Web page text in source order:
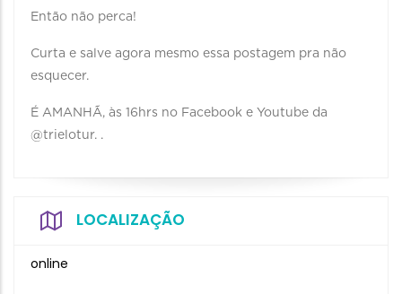
Então não perca!
Curta e salve agora mesmo essa postagem pra não
esquecer.
É AMANHÃ, às 16hrs no Facebook e Youtube da
@trielotur. .
LOCALIZAÇÃO
online